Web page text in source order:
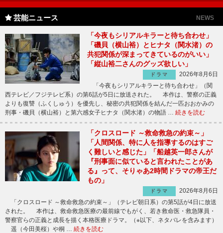
芸能ニュース NEWS
「今夜もシリアルキラーと待ち合わせ」
「磯貝（横山裕）とヒナタ（関水渚）の
共犯関係が深まってきているのがいい」
「縦山裕二さんのグッズ欲しい」
ドラマ
2026年8月6日
「今夜もシリアルキラーと待ち合わせ」（関
西テレビ／フジテレビ系）の第6話が5日に放送された。 本作は、警察の正義
よりも復讐（ふくしゅう）を優先し、秘密の共犯関係を結んだ一匹おおかみの
刑事・磯貝（横山裕）と第六感女子ヒナタ（関水渚）の物語 … 続きを読む
「クロスロード ～救命救急の約束～」
「人間関係、特に人を指導するのはすご
く難しいと感じた」「船越英一郎さんが
『刑事面に似ていると言われたことがあ
る』って、そりゃあ2時間ドラマの帝王だ
もの」
ドラマ
2026年8月6日
「クロスロード ～救命救急の約束～」（テレビ朝日系）の第5話が4日に放送
された。 本作は、救命救急医療の最前線でもがく、若き救命医・救急隊員・
警察官らの正義と成長を描く本格医療ドラマ。（※以下、ネタバレを含みます）
遥（今田美桜）や桐 … 続きを読む